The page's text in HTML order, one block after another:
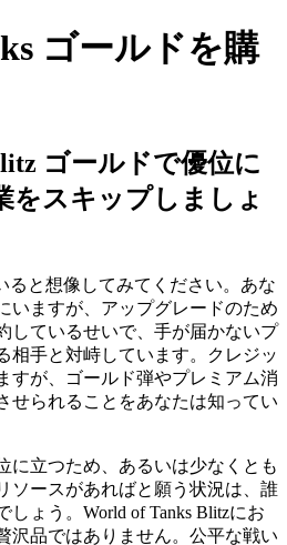
ゴールドを購
ゴールドで優位に
をスキップしましょ
ると想像してみてください。あな
いますが、アップグレードのため
しているせいで、手が届かないプ
相手と対峙しています。クレジッ
すが、ゴールド弾やプレミアム消
せられることをあなたは知ってい
に立つため、あるいは少なくとも
ソースがあればと願う状況は、誰
しょう。World of Tanks Blitzにお
沢品ではありません。公平な戦い